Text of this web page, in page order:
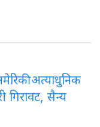
अत्याधुनिक
गिरावट, सैन्य